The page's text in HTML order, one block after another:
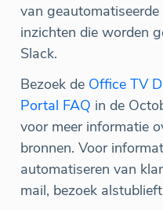
van
inzichten die worden
Slack.
Bezoek de Office TV
Portal FAQ in de
voor meer informatie
bronnen. Voor
automatiseren van
mail, bezoek alstublieft